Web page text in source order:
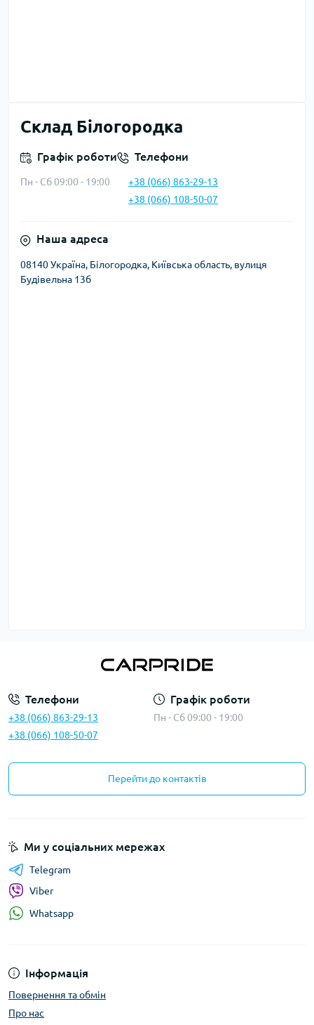
Склад Білогородка
Графік роботи
Пн - Сб 09:00 - 19:00
Телефони
+38 (066) 863-29-13
+38 (066) 108-50-07
Наша адреса
08140 Україна, Білогородка, Київська область, вулиця
Будівельна 13б
Телефони
+38 (066) 863-29-13
+38 (066) 108-50-07
Графік роботи
Пн - Сб 09:00 - 19:00
Перейти до контактів
Інформація
Повернення та обмін
Про нас
Ми у соціальних мережах
Telegram
Viber
Whatsapp